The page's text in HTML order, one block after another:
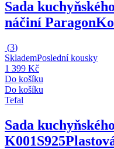
Sada kuchyňského
náčiní Paragon
(3)
SklademPoslední kousky
1 399 Kč
Do košíku
Do košíku
Tefal
Sada
K001S925